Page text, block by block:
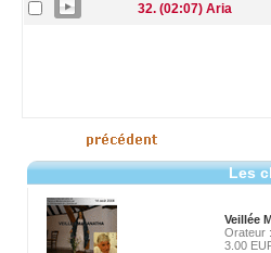
32. (02:07) Aria
Les
Veillée
Orateur
3.00